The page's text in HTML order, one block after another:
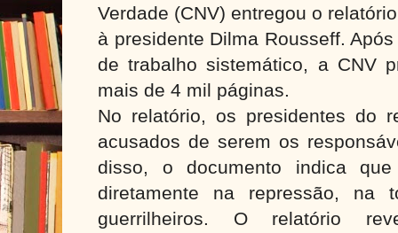
Verdade (CNV) entregou o
à presidente Dilma Rousseff.
de trabalho sistemático, a CNV
mais de 4 mil páginas.
No relatório, os presidentes do
acusados de serem os
disso, o documento indica
diretamente na repressão,
guerrilheiros. O relatório